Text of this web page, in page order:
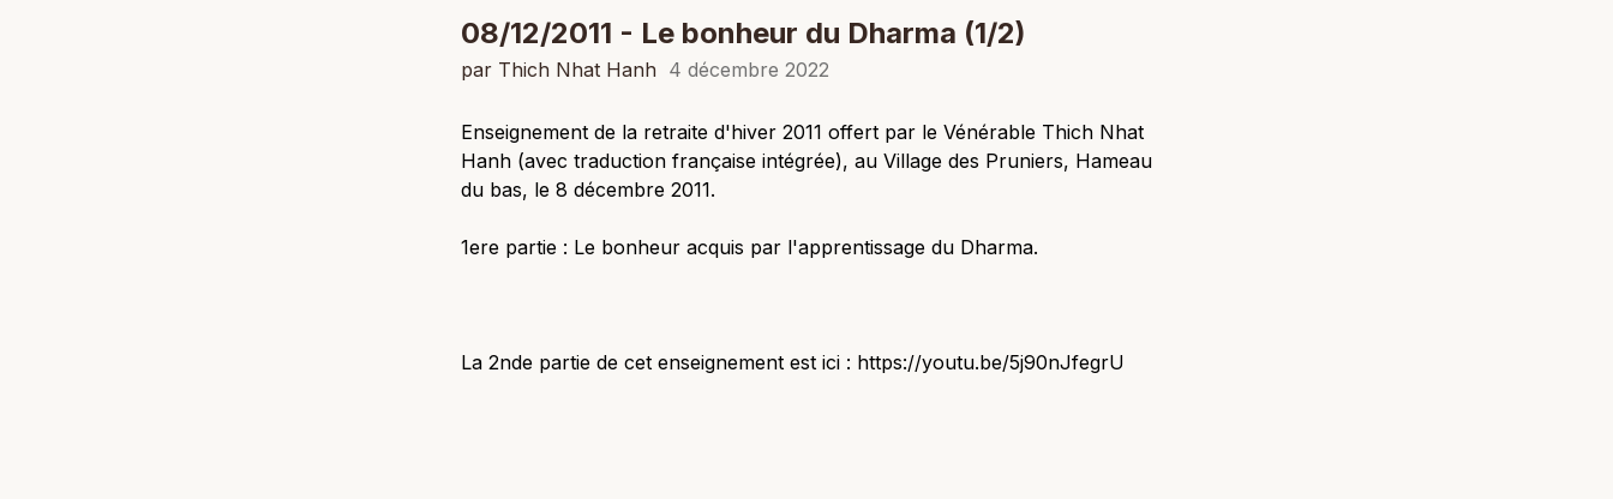
08/12/2011 - Le bonheur du Dharma (1/2)
par Thich Nhat Hanh 4 décembre 2022
Enseignement de la retraite d'hiver 2011 offert par le Vénérable Thich Nhat
Hanh (avec traduction française intégrée), au Village des Pruniers, Hameau
du bas, le 8 décembre 2011.
1ere partie : Le bonheur acquis par l'apprentissage du Dharma.
La 2nde partie de cet enseignement est ici : https://youtu.be/5j90nJfegrU